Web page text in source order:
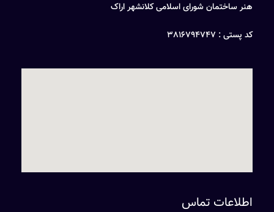
هنر ساختمان شورای اسلامی کلانشهر اراک
کد پستی : 3816794747
اطلاعات تماس